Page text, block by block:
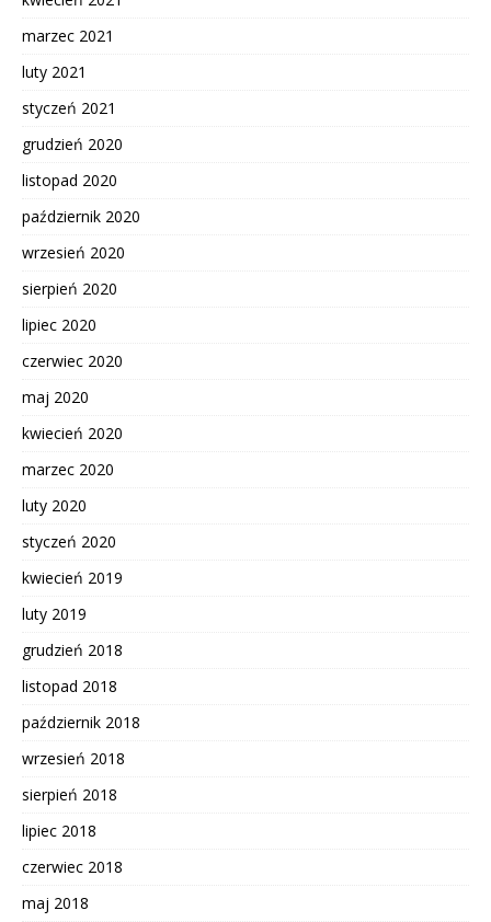
marzec 2021
luty 2021
styczeń 2021
grudzień 2020
listopad 2020
październik 2020
wrzesień 2020
sierpień 2020
lipiec 2020
czerwiec 2020
maj 2020
kwiecień 2020
marzec 2020
luty 2020
styczeń 2020
kwiecień 2019
luty 2019
grudzień 2018
listopad 2018
październik 2018
wrzesień 2018
sierpień 2018
lipiec 2018
czerwiec 2018
maj 2018